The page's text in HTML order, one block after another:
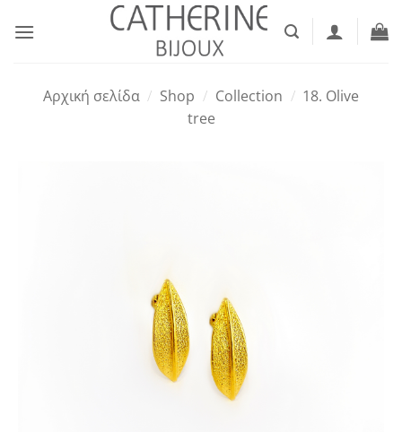
στο
Αρχική σελίδα / Shop / Collection / 18. Olive
tree